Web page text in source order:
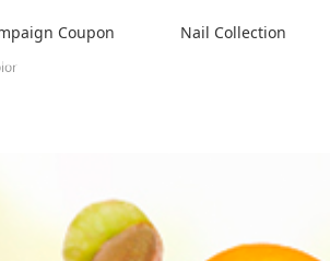
Coupon Nail Collection